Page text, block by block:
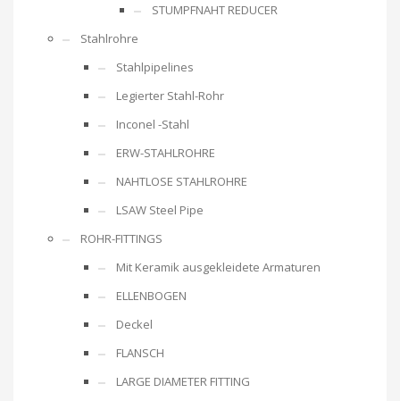
STUMPFNAHT REDUCER
Stahlrohre
Stahlpipelines
Legierter Stahl-Rohr
Inconel -Stahl
ERW-STAHLROHRE
NAHTLOSE STAHLROHRE
LSAW Steel Pipe
ROHR-FITTINGS
Mit Keramik ausgekleidete Armaturen
ELLENBOGEN
Deckel
FLANSCH
LARGE DIAMETER FITTING